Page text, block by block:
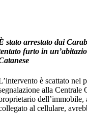
stato arrestato dai
furto in
è scattato nel
alla Centrale
dell’immobile,
al cellulare,